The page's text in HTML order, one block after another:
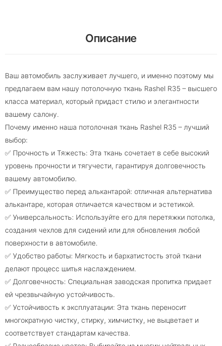
Описание
Ваш автомобиль заслуживает лучшего, и именно поэтому мы
предлагаем вам нашу потолочную ткань Rashel R35 – высшего
класса материал, который придаст стилю и элегантности
вашему салону.
Почему именно наша потолочная ткань Rashel R35 – лучший
выбор:
✅ Прочность и Тяжесть: Эта ткань сочетает в себе высокий
уровень прочности и тягучести, гарантируя долговечность
вашему автомобилю.
✅ Преимущество перед алькантарой: отличная альтернатива
алькантаре, которая отличается качеством и эстетикой.
✅ Универсальность: Используйте его для перетяжки потолка,
создания чехлов для сидений или для обновления любой
поверхности в автомобиле.
✅ Удобство работы: Мягкость и бархатистость этой ткани
делают процесс шитья наслаждением.
✅ Долговечность: Специальная заводская пропитка придает
ей чрезвычайную устойчивость.
✅ Устойчивость к эксплуатации: Эта ткань переносит
многократную чистку, стирку, химчистку, не выцветает и
соответствует стандартам качества.